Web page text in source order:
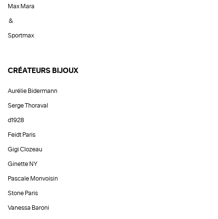
Max Mara
&
Sportmax
CRÉATEURS BIJOUX
Aurélie Bidermann
Serge Thoraval
d1928
Feidt Paris
Gigi Clozeau
Ginette NY
Pascale Monvoisin
Stone Paris
Vanessa Baroni